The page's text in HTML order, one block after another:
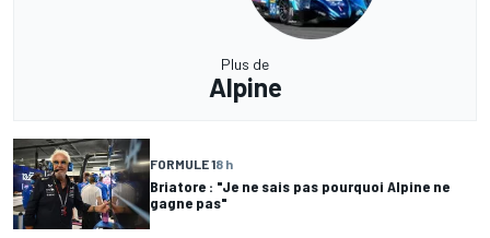
Plus de
Alpine
FORMULE 18 h
Briatore : "Je ne sais pas pourquoi Alpine ne
gagne pas"